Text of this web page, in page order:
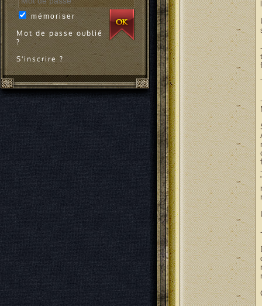
mémoriser
Mot de passe oublié
?
S'inscrire ?